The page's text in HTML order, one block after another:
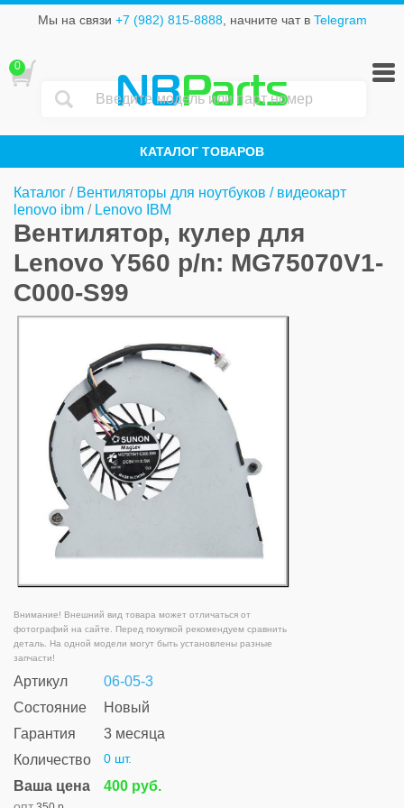
Мы на связи +7 (982) 815-8888, начните чат в Telegram
NBParts
КАТАЛОГ ТОВАРОВ
0
Каталог / Вентиляторы для ноутбуков / видеокарт
lenovo ibm / Lenovo IBM
Вентилятор, кулер для
Lenovo Y560 p/n: MG75070V1-
C000-S99
Внимание! Внешний вид товара может отличаться от
фотографий на сайте. Перед покупкой рекомендуем сравнить
деталь. На одной модели могут быть установлены разные
запчасти!
Артикул
06-05-3
Состояние
Новый
Гарантия
3 месяца
Количество
0 шт.
Ваша цена 400 руб.